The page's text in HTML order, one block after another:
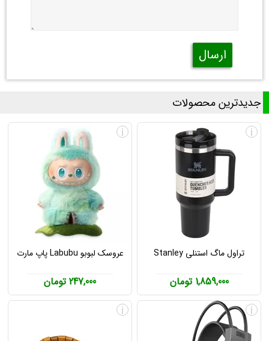
ارسال
جدیدترین محصولات
تراول ماگ استنلی Stanley
1,859,000 تومان
i
عروسک لبوبو Labubu پاپ مارت
247,000 تومان
i
i
i